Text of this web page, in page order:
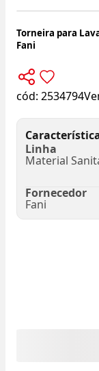
Torneira para
Fani
cód: 2534794
Linha
Material
Fornecedor
Fani